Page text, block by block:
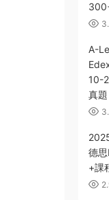
A-
10-
真
德
+課